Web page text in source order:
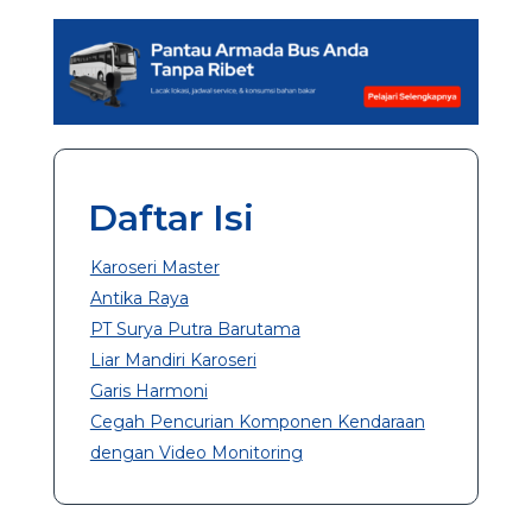
Daftar Isi
Karoseri Master
Antika Raya
PT Surya Putra Barutama
Liar Mandiri Karoseri
Garis Harmoni
Cegah Pencurian Komponen Kendaraan
dengan Video Monitoring